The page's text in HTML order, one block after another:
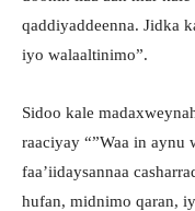
qaddiyaddeenna. Jidka
iyo walaaltinimo”.
Sidoo kale
raaciyay “”Waa in aynu
faa’iidaysannaa
hufan, midnimo qaran,